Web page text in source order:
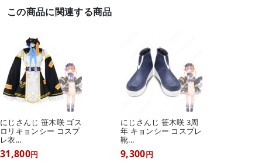
この商品に関連する商品
にじさんじ 笹木咲 ゴス
ロリキョンシー コスプ
レ衣...
31,800円
にじさんじ 笹木咲 3周
年 キョンシー コスプレ
靴...
9,300円